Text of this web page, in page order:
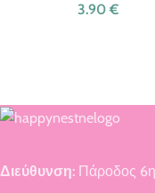
3.90 €
Διεύθυνση: Πάροδος